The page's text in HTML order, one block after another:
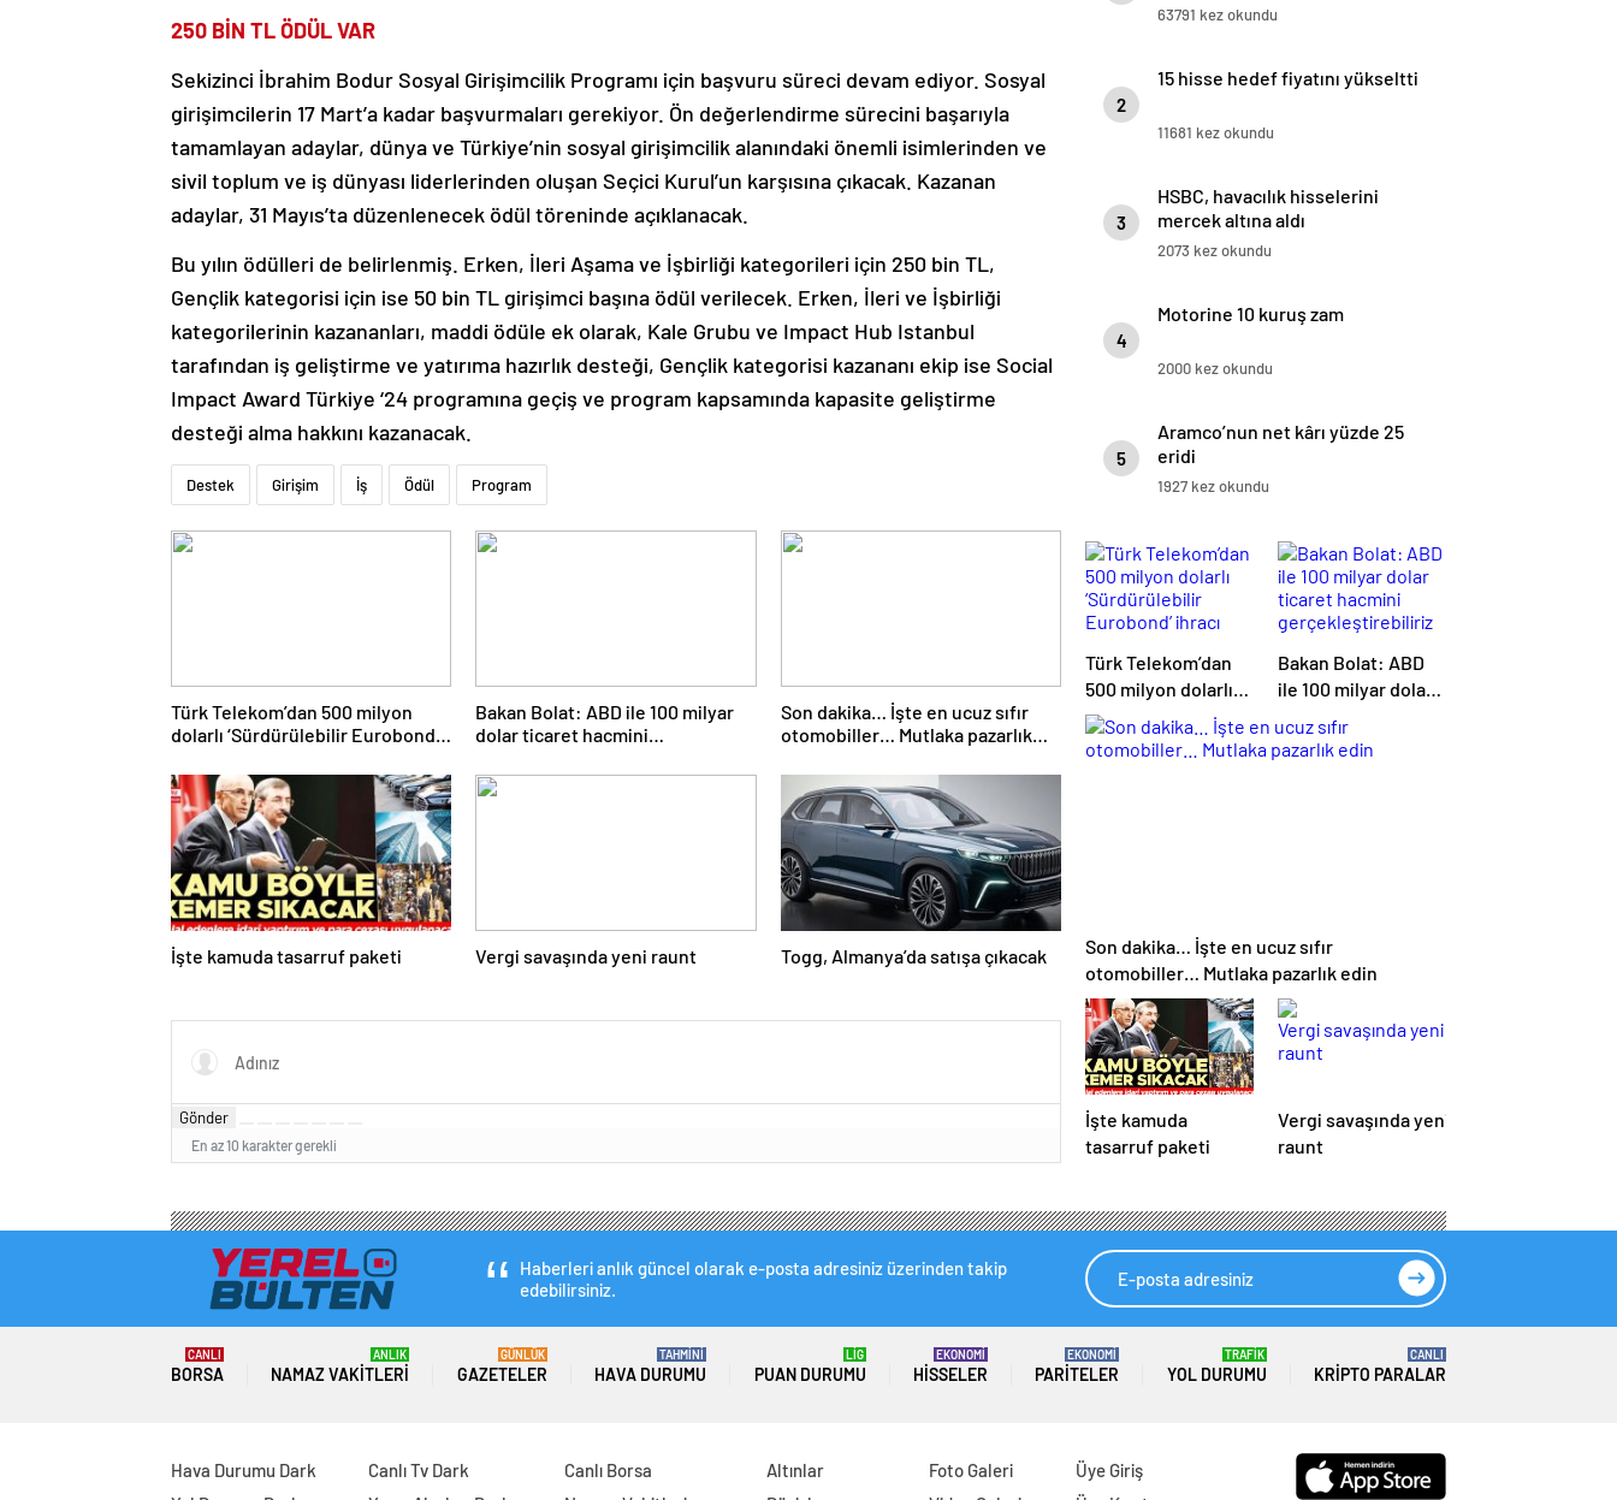
250 BİN TL ÖDÜL VAR
Sekizinci İbrahim Bodur Sosyal Girişimcilik Programı için başvuru süreci devam ediyor. Sosyal
girişimcilerin 17 Mart’a kadar başvurmaları gerekiyor. Ön değerlendirme sürecini başarıyla
tamamlayan adaylar, dünya ve Türkiye’nin sosyal girişimcilik alanındaki önemli isimlerinden ve
sivil toplum ve iş dünyası liderlerinden oluşan Seçici Kurul’un karşısına çıkacak. Kazanan
adaylar, 31 Mayıs’ta düzenlenecek ödül töreninde açıklanacak.
Bu yılın ödülleri de belirlenmiş. Erken, İleri Aşama ve İşbirliği kategorileri için 250 bin TL,
Gençlik kategorisi için ise 50 bin TL girişimci başına ödül verilecek. Erken, İleri ve İşbirliği
kategorilerinin kazananları, maddi ödüle ek olarak, Kale Grubu ve Impact Hub Istanbul
tarafından iş geliştirme ve yatırıma hazırlık desteği, Gençlik kategorisi kazananı ekip ise Social
Impact Award Türkiye ‘24 programına geçiş ve program kapsamında kapasite geliştirme
desteği alma hakkını kazanacak.
Destek Girişim İş Ödül Program
Türk Telekom’dan 500 milyon
dolarlı ‘Sürdürülebilir Eurobond’
Bakan Bolat: ABD ile 100 milyar
dolar ticaret hacmini
Son dakika… İşte en ucuz sıfır
otomobiller… Mutlaka pazarlık
İşte kamuda tasarruf paketi Vergi savaşında yeni raunt Togg, Almanya’da satışa çıkacak
Gönder
En az 10 karakter gerekli
63791 kez okundu
2
15 hisse hedef fiyatını yükseltti
11681 kez okundu
3
HSBC, havacılık hisselerini
mercek altına aldı
2073 kez okundu
4
Motorine 10 kuruş zam
2000 kez okundu
5
Aramco’nun net kârı yüzde 25
eridi
1927 kez okundu
Türk Telekom’dan
500 milyon dolarlı
‘Sürdürülebilir
Eurobond’ ihracı
Bakan Bolat: ABD
ile 100 milyar dolar
ticaret hacmini
gerçekleştirebiliriz
Son dakika… İşte en ucuz sıfır
otomobiller… Mutlaka pazarlık edin
İşte kamuda
tasarruf paketi
Vergi savaşında yeni
raunt
Haberleri anlık güncel olarak e-posta adresiniz üzerinden takip
edebilirsiniz.
BORSA
CANLI
NAMAZ VAKITLERI
ANLIK
GAZETELER
GÜNLÜK
HAVA DURUMU
TAHMİNİ
PUAN DURUMU
LİG
HISSELER
EKONOMİ
PARITELER
EKONOMİ
YOL DURUMU
TRAFİK
KRIPTO PARALAR
CANLI
Hava Durumu Dark
Canlı Tv Dark
Canlı Borsa
Altınlar
Foto Galeri
Üye Giriş